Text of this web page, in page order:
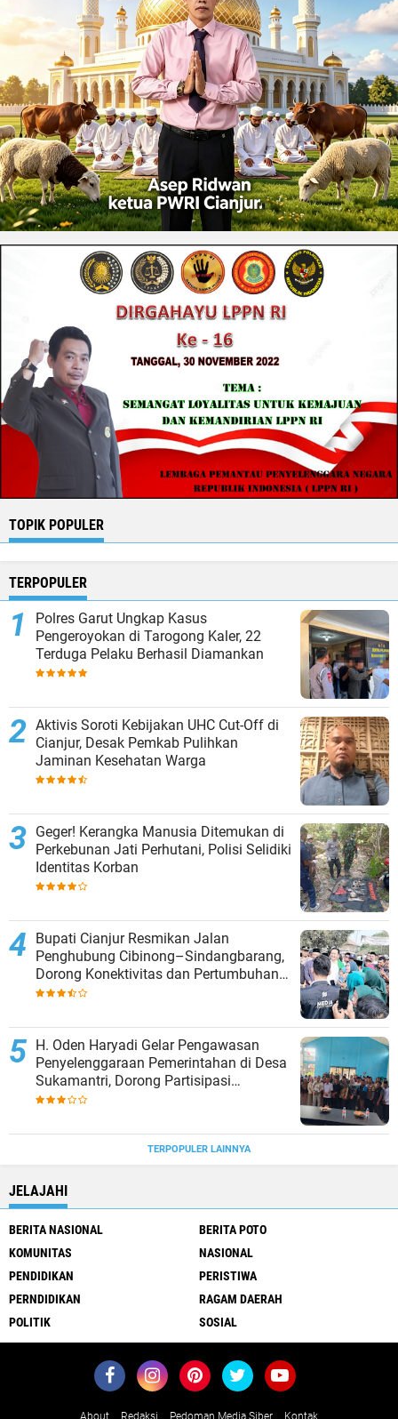
TOPIK POPULER
TERPOPULER
Polres Garut Ungkap Kasus
Pengeroyokan di Tarogong Kaler, 22
Terduga Pelaku Berhasil Diamankan
Aktivis Soroti Kebijakan UHC Cut-Off di
Cianjur, Desak Pemkab Pulihkan
Jaminan Kesehatan Warga
Geger! Kerangka Manusia Ditemukan di
Perkebunan Jati Perhutani, Polisi Selidiki
Identitas Korban
Bupati Cianjur Resmikan Jalan
Penghubung Cibinong–Sindangbarang,
Dorong Konektivitas dan Pertumbuhan
Ekonomi Cianjur Selatan
H. Oden Haryadi Gelar Pengawasan
Penyelenggaraan Pemerintahan di Desa
Sukamantri, Dorong Partisipasi
Masyarakat dalam Pembangunan
TERPOPULER LAINNYA
JELAJAHI
BERITA NASIONAL
BERITA POTO
KOMUNITAS
NASIONAL
PENDIDIKAN
PERISTIWA
PERNDIDIKAN
RAGAM DAERAH
POLITIK
SOSIAL
About Redaksi Pedoman Media Siber Kontak